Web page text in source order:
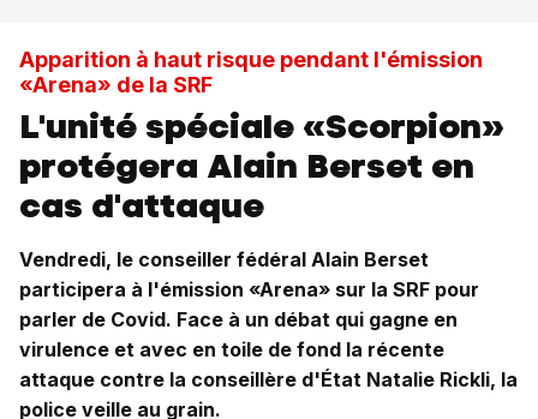
Apparition à haut risque pendant l'émission
«Arena» de la SRF
L'unité spéciale «Scorpion»
protégera Alain Berset en
cas d'attaque
Vendredi, le conseiller fédéral Alain Berset
participera à l'émission «Arena» sur la SRF pour
parler de Covid. Face à un débat qui gagne en
virulence et avec en toile de fond la récente
attaque contre la conseillère d'État Natalie Rickli, la
police veille au grain.